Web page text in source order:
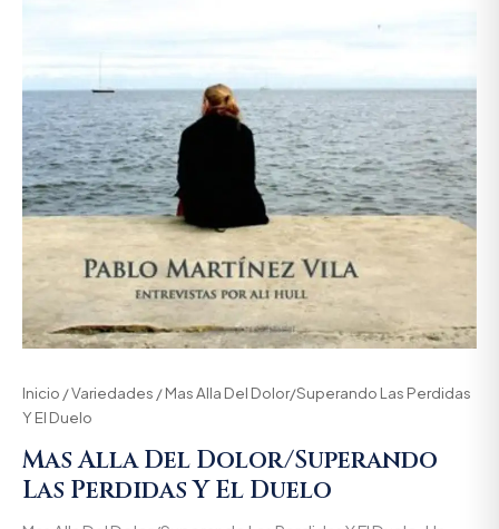
Inicio /Variedades / Mas Alla Del Dolor/Superando Las Perdidas
Y El Duelo
Mas Alla Del Dolor/Superando
Las Perdidas Y El Duelo